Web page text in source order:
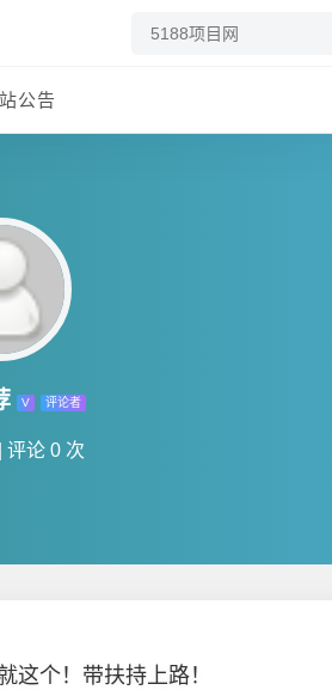
公告
V 评论者
评论 0 次
这个！带扶持上路！